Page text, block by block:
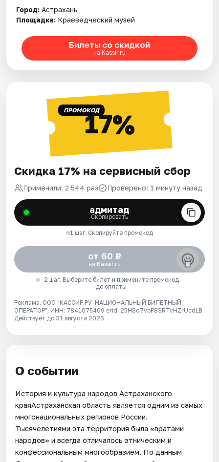
Город: Астрахань
Площадка: Краеведческий музей
Билеты со скидкой
на Kassir.ru
ПРОМОКОД17%
Скидка 17% на сервисный сбор
Применили: 2 544 раз Проверено: 1 минуту назад
адмитад
Скопировать
1 шаг. Скопируйте промокод
от 60 ₽
на Kassir.ru
2 шаг. Выберите билет и примените промокод
до оплаты
Реклама. ООО "КАССИР.РУ-НАЦИОНАЛЬНЫЙ БИЛЕТНЫЙ
ОПЕРАТОР", ИНН: 7841075409 erid: 25H8d7vbP8SRTvHZrUcdLB.
Действует до 31 августа 2026
О событии
История и культура народов Астраханского
краяАстраханская область является одним из самых
многонациональных регионов России.
Тысячелетиями эта территория была «вратами
народов» и всегда отличалось этническим и
конфессиональным многообразием. По данным